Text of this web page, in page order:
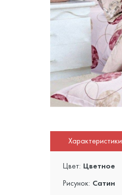
Характеристики
Цвет: Цветное
Рисунок: Сатин